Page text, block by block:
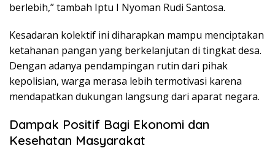
berlebih,” tambah Iptu I Nyoman Rudi Santosa.
Kesadaran kolektif ini diharapkan mampu menciptakan
ketahanan pangan yang berkelanjutan di tingkat desa.
Dengan adanya pendampingan rutin dari pihak
kepolisian, warga merasa lebih termotivasi karena
mendapatkan dukungan langsung dari aparat negara.
Dampak Positif Bagi Ekonomi dan
Kesehatan Masyarakat